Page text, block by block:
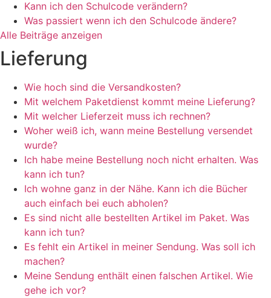
Kann ich den Schulcode verändern?
Was passiert wenn ich den Schulcode ändere?
Alle Beiträge anzeigen
Lieferung
Wie hoch sind die Versandkosten?
Mit welchem Paketdienst kommt meine Lieferung?
Mit welcher Lieferzeit muss ich rechnen?
Woher weiß ich, wann meine Bestellung versendet
wurde?
Ich habe meine Bestellung noch nicht erhalten. Was
kann ich tun?
Ich wohne ganz in der Nähe. Kann ich die Bücher
auch einfach bei euch abholen?
Es sind nicht alle bestellten Artikel im Paket. Was
kann ich tun?
Es fehlt ein Artikel in meiner Sendung. Was soll ich
machen?
Meine Sendung enthält einen falschen Artikel. Wie
gehe ich vor?